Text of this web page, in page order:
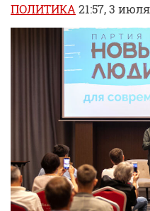
ПОЛИТИКА 21:57, 3